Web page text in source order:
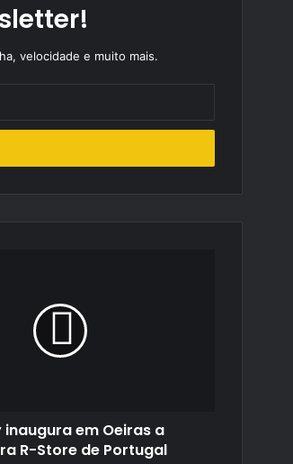
velocidade e muito mais.
inaugura em Oeiras a
R-Store de Portugal